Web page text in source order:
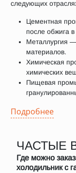
следующих
Цементная
после обжига
Металлургия
материалов.
Химическая
химических
Пищевая
Подробнее
ЧАСТЫЕ
Где можно
холодильник с